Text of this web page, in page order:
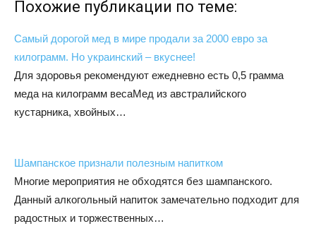
Похожие публикации по теме:
Самый дорогой мед в мире продали за 2000 евро за
килограмм. Но украинский – вкуснее!
Для здоровья рекомендуют ежедневно есть 0,5 грамма
меда на килограмм весаМед из австралийского
кустарника, хвойных…
Шампанское признали полезным напитком
Многие мероприятия не обходятся без шампанского.
Данный алкогольный напиток замечательно подходит для
радостных и торжественных…